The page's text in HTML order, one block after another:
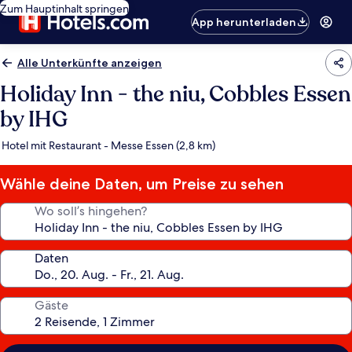
Zum Hauptinhalt springen
App herunterladen
Alle Unterkünfte anzeigen
Holiday Inn - the niu, Cobbles Essen
by IHG
Hotel mit Restaurant - Messe Essen (2,8 km)
Wähle deine Daten, um Preise zu sehen
Wo soll’s hingehen?
Daten
Gäste